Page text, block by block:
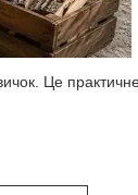
Це